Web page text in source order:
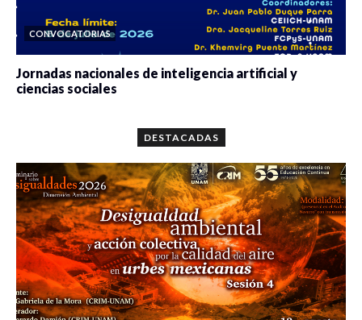
CONVOCATORIAS
Jornadas nacionales de inteligencia artificial y
ciencias sociales
DESTACADAS